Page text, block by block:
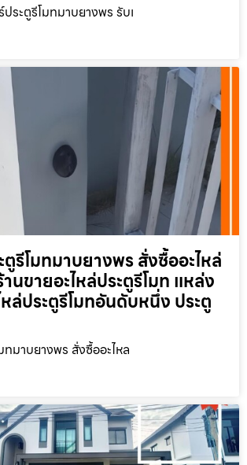
ระตูรีโมทมาบยางพร รับเ
รีโมทมาบยางพร สั่งซื้ออะไหล่
นขายอะไหล่ประตูรีโมท แหล่ง
ล่ประตูรีโมทอันดับหนึ่ง ประตู
ทมาบยางพร สั่งซื้ออะไหล